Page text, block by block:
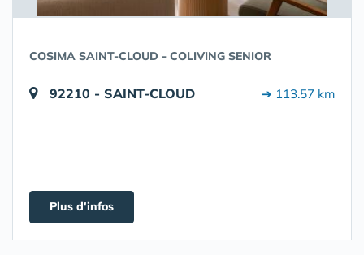
COSIMA SAINT-CLOUD - COLIVING SENIOR
92210 - SAINT-CLOUD ➔ 113.57 km
Plus d'infos